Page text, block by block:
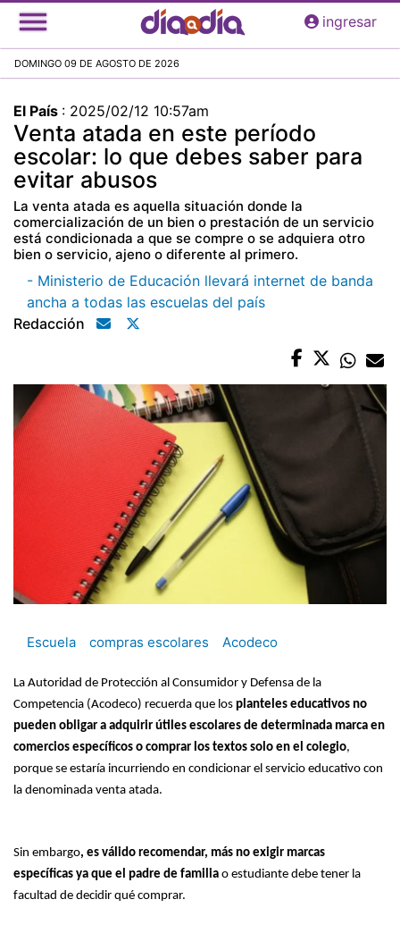
Pasar
al
principal
ingresar
DOMINGO 09 DE AGOSTO DE 2026
El País : 2025/02/12 10:57am
Venta atada en este período
escolar: lo que debes saber para
evitar abusos
La venta atada es aquella situación donde la
comercialización de un bien o prestación de un servicio
está condicionada a que se compre o se adquiera otro
bien o servicio, ajeno o diferente al primero.
- Ministerio de Educación llevará internet de banda
ancha a todas las escuelas del país
Redacción
Escuela compras escolares Acodeco
La Autoridad de Protección al Consumidor y Defensa de la
Competencia (Acodeco) recuerda que los planteles educativos no
pueden obligar a adquirir útiles escolares de determinada marca en
comercios específicos o comprar los textos solo en el colegio,
porque se estaría incurriendo en condicionar el servicio educativo con
la denominada venta atada.
Sin embargo, es válido recomendar, más no exigir marcas
específicas ya que el padre de familia o estudiante debe tener la
facultad de decidir qué comprar.